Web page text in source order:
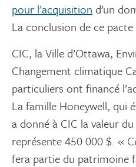
pour l’acquisition d’un
La conclusion de ce
CIC, la Ville d’Ottawa,
Changement climatique
particuliers ont financé
La famille Honeywell, qui
a donné à CIC la valeur
représente 450 000 $. «
fera partie du patrimoine